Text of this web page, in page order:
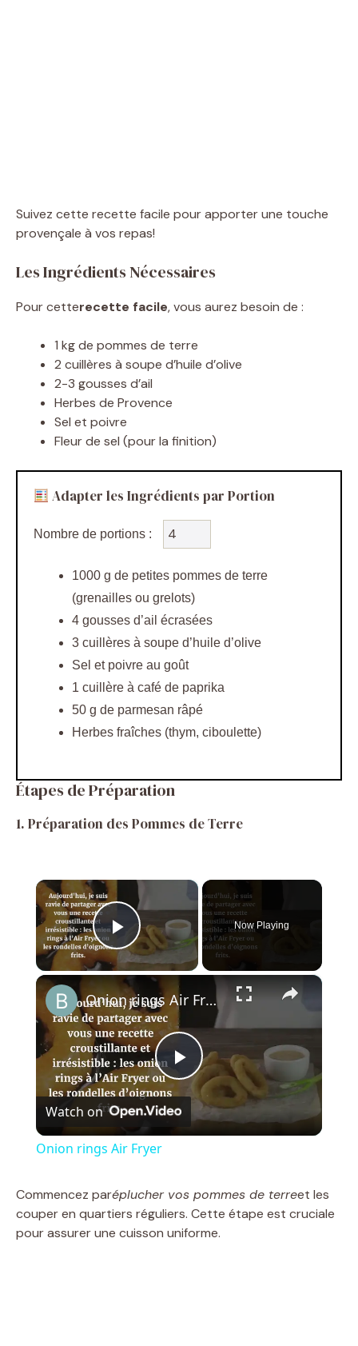
Suivez cette recette facile pour apporter une touche
provençale à vos repas!
Les Ingrédients Nécessaires
Pour cetterecette facile, vous aurez besoin de :
1 kg de pommes de terre
2 cuillères à soupe d’huile d’olive
2-3 gousses d’ail
Herbes de Provence
Sel et poivre
Fleur de sel (pour la finition)
Adapter les Ingrédients par Portion
Nombre de portions :
1000 g de petites pommes de terre
(grenailles ou grelots)
4 gousses d’ail écrasées
3 cuillères à soupe d’huile d’olive
Sel et poivre au goût
1 cuillère à café de paprika
50 g de parmesan râpé
Herbes fraîches (thym, ciboulette)
Étapes de Préparation
1. Préparation des Pommes de Terre
×
Play Video
Now Playing
×
P
l
y
Onion rings Air Fryer
Watch on
Onion rings Air Fryer
Commencez paréplucher vos pommes de terreet les
couper en quartiers réguliers. Cette étape est cruciale
pour assurer une cuisson uniforme.